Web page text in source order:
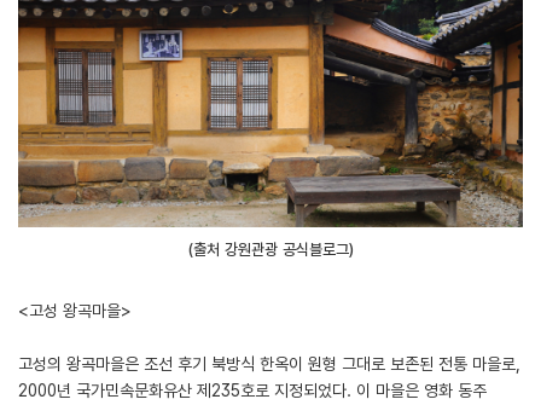
(출처 강원관광 공식블로그)
<고성 왕곡마을>
고성의 왕곡마을은 조선 후기 북방식 한옥이 원형 그대로 보존된 전통 마을로,
2000년 국가민속문화유산 제235호로 지정되었다. 이 마을은 영화 동주